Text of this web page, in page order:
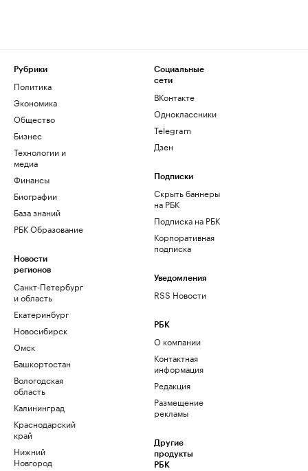
Рубрики
Политика
Экономика
Общество
Бизнес
Технологии и
медиа
Финансы
Биографии
База знаний
РБК Образование
Новости
регионов
Санкт-Петербург
и область
Екатеринбург
Новосибирск
Омск
Башкортостан
Вологодская
область
Калининград
Краснодарский
край
Нижний
Новгород
Социальные
сети
ВКонтакте
Одноклассники
Telegram
Дзен
Подписки
Скрыть баннеры
на РБК
Подписка на РБК
Корпоративная
подписка
Уведомления
RSS Новости
РБК
О компании
Контактная
информация
Редакция
Размещение
рекламы
Другие
продукты
РБК